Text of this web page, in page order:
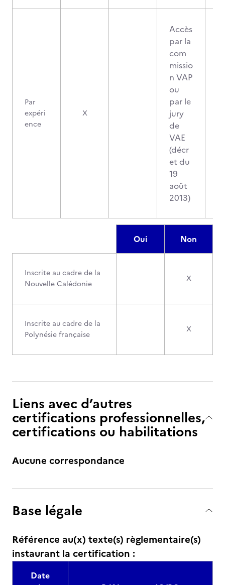
Par
expéri
ence
X
Accès
par la
com
missio
n VAP
ou
par le
jury
de
VAE
(décr
et du
19
août
2013)
Oui Non
Inscrite au cadre de la
Nouvelle Calédonie
X
Inscrite au cadre de la
Polynésie française
X
Liens avec d’autres
certifications professionnelles,
certifications ou habilitations
Aucune correspondance
Base légale
Référence au(x) texte(s) règlementaire(s)
instaurant la certification :
Date